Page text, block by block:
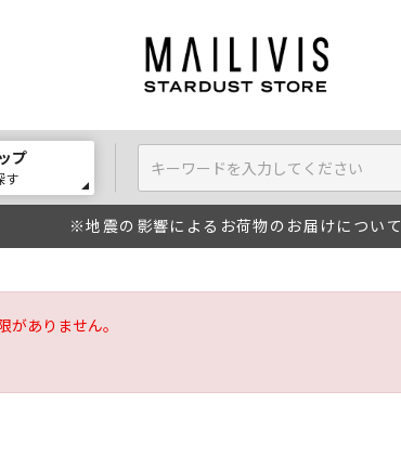
プ
す
※地震の影響によるお荷物のお届けについて
ありません。